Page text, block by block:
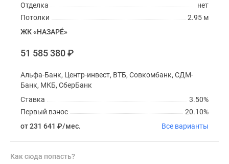
нет
Отделка
2.95 м
Потолки
ЖК «НАЗАРÉ»
51 585 380₽
Альфа-Банк, Центр-инвест, ВТБ, Совкомбанк, СДМ-
Банк, МКБ, СберБанк
3.50%
Ставка
20.10%
Первый взнос
от 231 641 ₽/мес. Все варианты
Как сюда попасть?